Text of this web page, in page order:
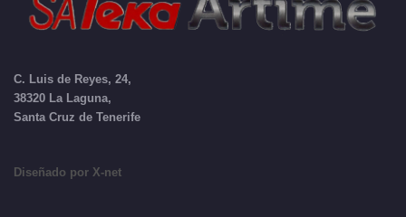
C. Luis de Reyes, 24,
38320 La Laguna,
Santa Cruz de Tenerife
Diseñado por X-net